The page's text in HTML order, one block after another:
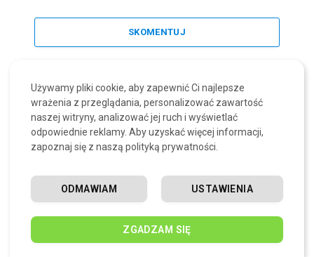
SKOMENTUJ
Używamy pliki cookie, aby zapewnić Ci najlepsze
wrażenia z przeglądania, personalizować zawartość
naszej witryny, analizować jej ruch i wyświetlać
odpowiednie reklamy. Aby uzyskać więcej informacji,
zapoznaj się z naszą polityką prywatności.
ZGADZAM SIĘ
USTAWIENIA
ODMAWIAM